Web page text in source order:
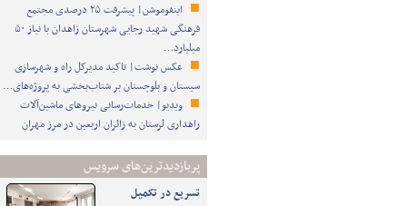
اینفوموشن| پیشرفت ۲۵ درصدی مجتمع
فرهنگی شهید رجایی شهرستان زاهدان با نیاز ۵۰
میلیارد…
عکس نوشت| تاکید مدیرکل راه و شهرسازی
سیستان و بلوچستان بر شتاب‌بخشی به پروژه‌های…
ویدیو| خدمات‌رسانی نیروهای ماشین‌آلات
راهداری لرستان به زائران اربعین در مرز مهران
پربازدیدترین‌های سرویس
تسریع در تکمیل